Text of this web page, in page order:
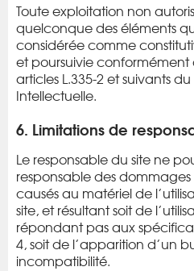
Toute exploitation non
quelconque des éléments
considérée comme
et poursuivie conformément
articles L.335-2 et suivants
Intellectuelle.
6. Limitations de
Le responsable du site ne
responsable des
causés au matériel de
site, et résultant soit de
répondant pas aux
4, soit de l’apparition d’un
incompatibilité.